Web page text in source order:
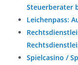
Steuerberater
Leichenpass:
Spielcasino /